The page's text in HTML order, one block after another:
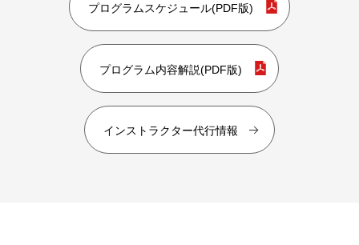
プログラムスケジュール(PDF版)
プログラム内容解説(PDF版)
インストラクター代行情報